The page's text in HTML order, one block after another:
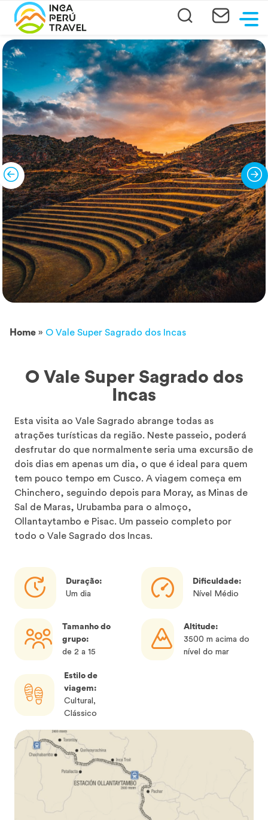
Home » O Vale Super Sagrado dos Incas
O Vale Super Sagrado dos
Incas
Esta visita ao Vale Sagrado abrange todas as
atrações turísticas da região. Neste passeio, poderá
desfrutar do que normalmente seria uma excursão de
dois dias em apenas um dia, o que é ideal para quem
tem pouco tempo em Cusco. A viagem começa em
Chinchero, seguindo depois para Moray, as Minas de
Sal de Maras, Urubamba para o almoço,
Ollantaytambo e Pisac. Um passeio completo por
todo o Vale Sagrado dos Incas.
Duração:
Um dia
Dificuldade:
Nível Médio
Tamanho do
grupo:
de 2 a 15
Altitude:
3500 m acima do
nível do mar
Estilo de
viagem:
Cultural,
Clássico